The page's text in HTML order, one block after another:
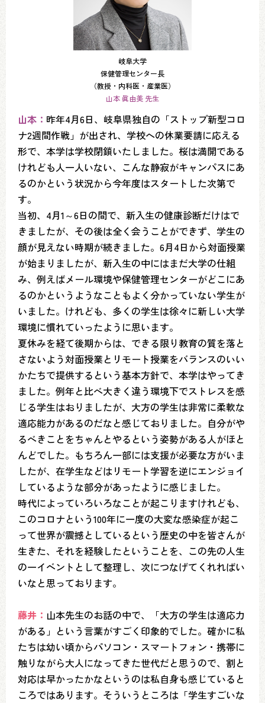
岐阜大学
保健管理センター長
（教授・内科医・産業医）
山本 眞由美 先生
山本： 昨年4月6日、岐阜県独自の「ストップ新型コロ
ナ2週間作戦」が出され、学校への休業要請に応える
形で、本学は学校閉鎖いたしました。桜は満開である
けれども人一人いない、こんな静寂がキャンパスにあ
るのかという状況から今年度はスタートした次第で
す。
当初、4月1～6日の間で、新入生の健康診断だけはで
きましたが、その後は全く会うことができず、学生の
顔が見えない時期が続きました。6月4日から対面授業
が始まりましたが、新入生の中にはまだ大学の仕組
み、例えばメール環境や保健管理センターがどこにあ
るのかというようなこともよく分かっていない学生が
いました。けれども、多くの学生は徐々に新しい大学
環境に慣れていったように思います。
夏休みを経て後期からは、できる限り教育の質を落と
さないよう対面授業とリモート授業をバランスのいい
かたちで提供するという基本方針で、本学はやってき
ました。例年と比べ大きく違う環境下でストレスを感
じる学生はおりましたが、大方の学生は非常に柔軟な
適応能力があるのだなと感じておりました。自分がや
るべきことをちゃんとやるという姿勢がある人がほと
んどでした。もちろん一部には支援が必要な方がいま
したが、在学生などはリモート学習を逆にエンジョイ
しているような部分があったように感じました。
時代によっていろいろなことが起こりますけれども、
このコロナという100年に一度の大変な感染症が起こ
って世界が震撼としているという歴史の中を皆さんが
生きた、それを経験したということを、この先の人生
の一イベントとして整理し、次につなげてくれればい
いなと思っております。
藤井： 山本先生のお話の中で、「大方の学生は適応力
がある」という言葉がすごく印象的でした。確かに私
たちは幼い頃からパソコン・スマートフォン・携帯に
触りながら大人になってきた世代だと思うので、割と
対応は早かったかなというのは私自身も感じていると
ころではあります。そういうところは「学生すごいな